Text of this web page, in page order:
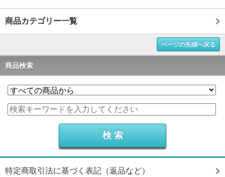
商品カテゴリー一覧
ページの先頭へ戻る
商品検索
特定商取引法に基づく表記（返品など）